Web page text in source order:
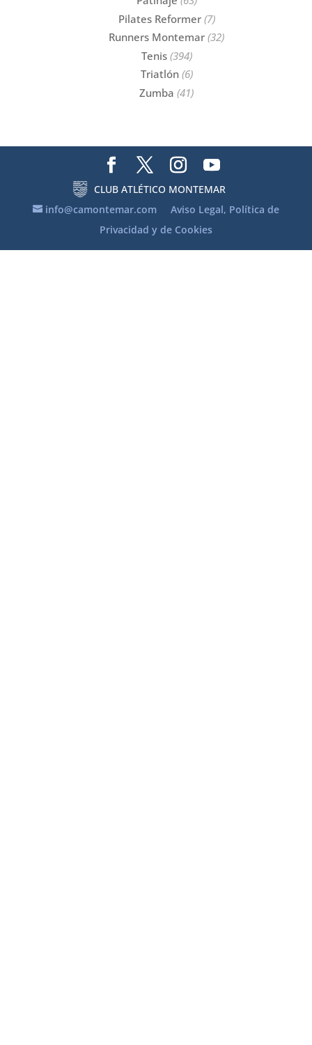
Pilates Reformer(7)
Runners Montemar (32)
Tenis(394)
Triatlón(6)
Zumba (41)
CLUB ATLÉTICO MONTEMAR
info@camontemar.com
Aviso Legal, Política de
Privacidad y de Cookies